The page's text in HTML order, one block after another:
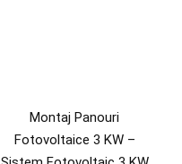
Montaj Panouri
Fotovoltaice 3 KW –